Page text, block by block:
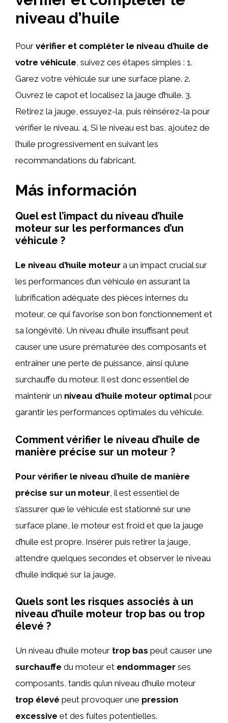
niveau d’huile
Pour vérifier et compléter le niveau d’huile de
votre véhicule , suivez ces étapes simples : 1.
Garez votre véhicule sur une surface plane. 2.
Ouvrez le capot et localisez la jauge d’huile. 3.
Retirez la jauge, essuyez-la, puis réinsérez-la pour
vérifier le niveau. 4. Si le niveau est bas, ajoutez de
l’huile progressivement en suivant les
recommandations du fabricant.
Más información
Quel est l’impact du niveau d’huile
moteur sur les performances d’un
véhicule ?
Le niveau d’huile moteur a un impact crucial sur
les performances d’un véhicule en assurant la
lubrification adéquate des pièces internes du
moteur, ce qui favorise son bon fonctionnement et
sa longévité. Un niveau d’huile insuffisant peut
causer une usure prématurée des composants et
entraîner une perte de puissance, ainsi qu’une
surchauffe du moteur. Il est donc essentiel de
maintenir un niveau d’huile moteur optimalpour
garantir les performances optimales du véhicule.
Comment vérifier le niveau d’huile de
manière précise sur un moteur ?
Pour vérifier le niveau d’huile de manière
précise sur un moteur , il est essentiel de
s’assurer que le véhicule est stationné sur une
surface plane, le moteur est froid et que la jauge
d’huile est propre. Insérer puis retirer la jauge,
attendre quelques secondes et observer le niveau
d’huile indiqué sur la jauge.
Quels sont les risques associés à un
niveau d’huile moteur trop bas ou trop
élevé ?
Un niveau d’huile moteur trop bas peut causer une
surchauffe du moteur et endommager ses
composants, tandis qu’un niveau d’huile moteur
trop élevé peut provoquer une pression
excessive et des fuites potentielles.